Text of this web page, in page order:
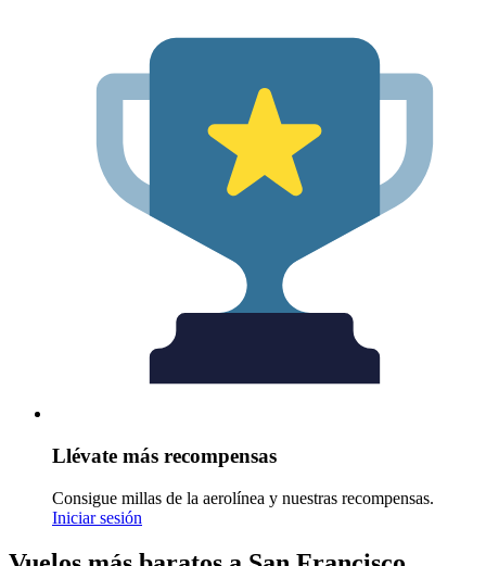
Llévate más recompensas
Consigue millas de la aerolínea y nuestras recompensas.
Iniciar sesión